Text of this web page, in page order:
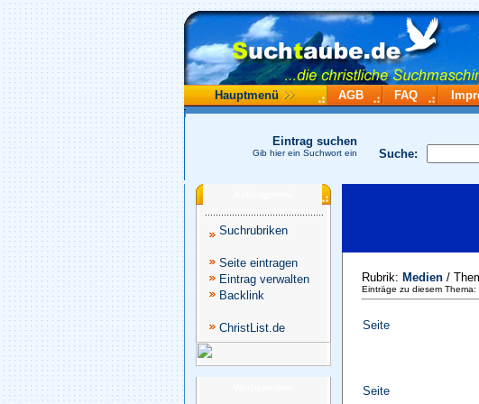
Hauptmenü AGB FAQ
Suche:
Eintrag suchen
Gib hier ein Suchwort ein
Suchrubriken
Seite eintragen
Eintrag verwalten
Backlink
ChristList.de
Rubrik: Medien /
Einträge zu diesem Thema:
Seite
Seite